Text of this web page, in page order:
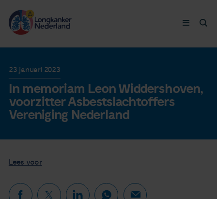
Longkanker
Leven met
Ervaringen
23 januari 2023
In memoriam Leon Widdershoven,
voorzitter Asbestslachtoffers
Vereniging Nederland
Lees voor